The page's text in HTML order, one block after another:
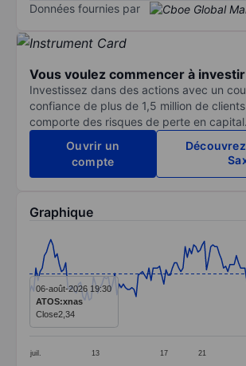
Données fournies par
Vous voulez commencer à
Investissez dans des actions avec un
confiance de plus de 1,5 million de
comporte des risques de perte en capital.
Ouvrir un
compte
Graphique
Line chart with 132 data points.
The chart has 1 X axis displaying
The chart has 1 Y axis displaying
juil. 13 17 21
06-août-2026 19:30
ATOS:xnas
Close2,34